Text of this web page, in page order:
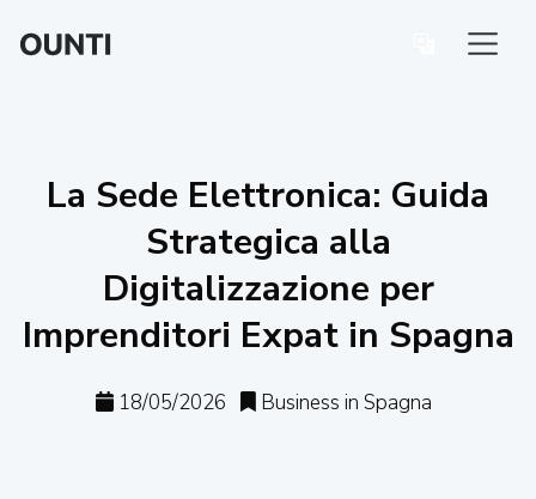
La Sede Elettronica: Guida
Strategica alla
Digitalizzazione per
Imprenditori Expat in Spagna
18/05/2026 Business in Spagna